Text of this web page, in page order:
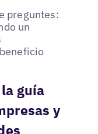
preguntes:
un
guía
y